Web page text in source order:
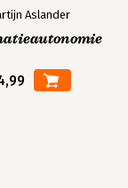
Aslander